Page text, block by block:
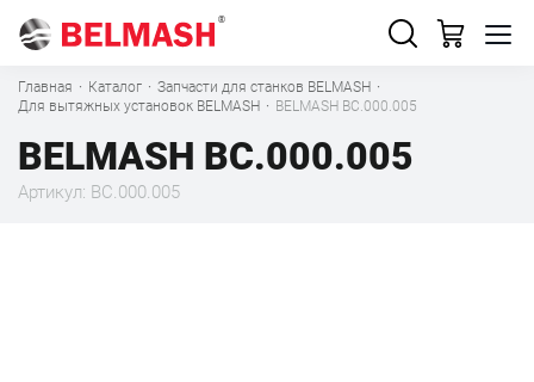
Главная · Каталог · Запчасти для станков BELMASH ·
Для вытяжных установок BELMASH · BELMASH BC.000.005
BELMASH BC.000.005
Артикул: BC.000.005